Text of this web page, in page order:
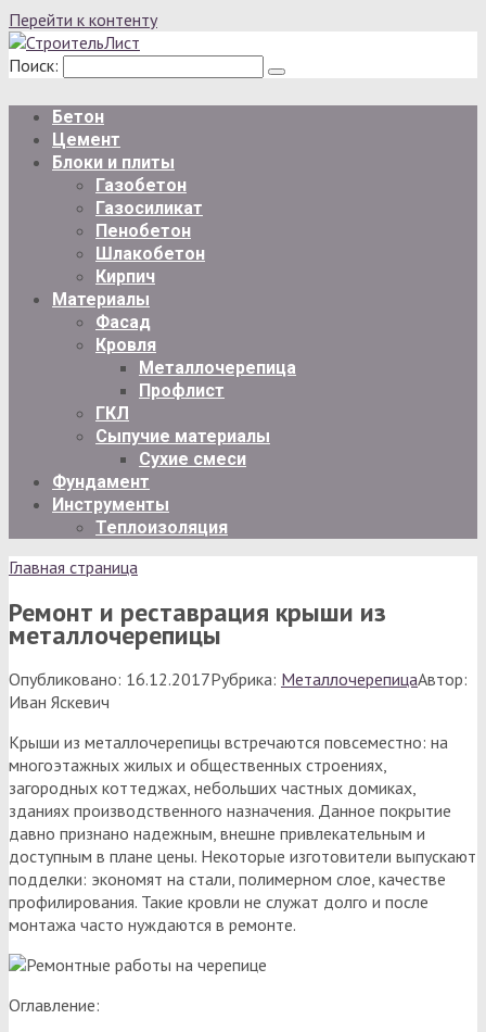
Перейти к контенту
Поиск:
Бетон
Цемент
Блоки и плиты
Газобетон
Газосиликат
Пенобетон
Шлакобетон
Кирпич
Материалы
Фасад
Кровля
Металлочерепица
Профлист
ГКЛ
Сыпучие материалы
Сухие смеси
Фундамент
Инструменты
Теплоизоляция
Главная страница
Ремонт и реставрация крыши из
металлочерепицы
Опубликовано: 16.12.2017Рубрика: МеталлочерепицаАвтор:
Иван Яскевич
Крыши из металлочерепицы встречаются повсеместно: на
многоэтажных жилых и общественных строениях,
загородных коттеджах, небольших частных домиках,
зданиях производственного назначения. Данное покрытие
давно признано надежным, внешне привлекательным и
доступным в плане цены. Некоторые изготовители выпускают
подделки: экономят на стали, полимерном слое, качестве
профилирования. Такие кровли не служат долго и после
монтажа часто нуждаются в ремонте.
Оглавление: